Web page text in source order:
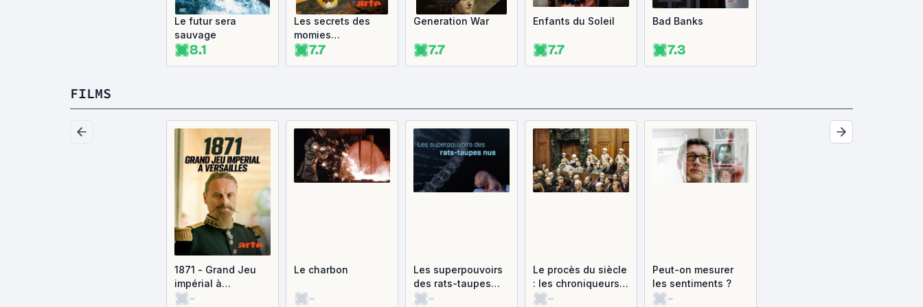
Le futur sera
sauvage
8.1
Les secrets des
momies
égyptiennes
7.7
Generation War
7.7
Enfants du Soleil
7.7
Bad Banks
7.3
FILMS
1871 - Grand Jeu
impérial à
Versailles
-
Le charbon
-
Les superpouvoirs
des rats-taupes
nus-
Le procès du siècle
: les chroniqueurs
célèbres de
-
Peut-on mesurer
les sentiments ?
-